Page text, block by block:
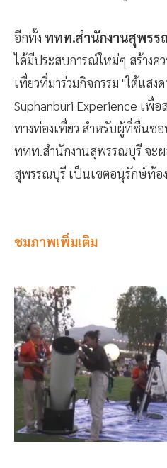
อีกทั้ง ททท.สำนักงานสุพรร
ได้มีประสบการณ์ใหม่ๆ สร้างค
เที่ยวที่มาร่วมกิจกรรม "ใต้แส
Suphanburi Experience เพื่อ
ทางท่องเที่ยว สำหรับผู้ที่ชื่นชอ
ททท.สำนักงานสุพรรณบุรี จะ
สุพรรณบุรี เป็นเขตอนุรักษ์ท้อ
ชมภาพเพิ่มเติม